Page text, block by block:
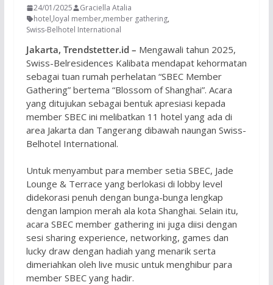
24/01/2025
Graciella Atalia
hotel,loyal member,member gathering,
Swiss-Belhotel International
Jakarta, Trendstetter.id – Mengawali tahun 2025,
Swiss-Belresidences Kalibata mendapat kehormatan
sebagai tuan rumah perhelatan “SBEC Member
Gathering” bertema “Blossom of Shanghai”. Acara
yang ditujukan sebagai bentuk apresiasi kepada
member SBEC ini melibatkan 11 hotel yang ada di
area Jakarta dan Tangerang dibawah naungan Swiss-
Belhotel International.
Untuk menyambut para member setia SBEC, Jade
Lounge & Terrace yang berlokasi di lobby level
didekorasi penuh dengan bunga-bunga lengkap
dengan lampion merah ala kota Shanghai. Selain itu,
acara SBEC member gathering ini juga diisi dengan
sesi sharing experience, networking, games dan
lucky draw dengan hadiah yang menarik serta
dimeriahkan oleh live music untuk menghibur para
member SBEC yang hadir.